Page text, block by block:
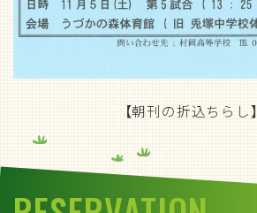
【朝刊の折込ちらし】